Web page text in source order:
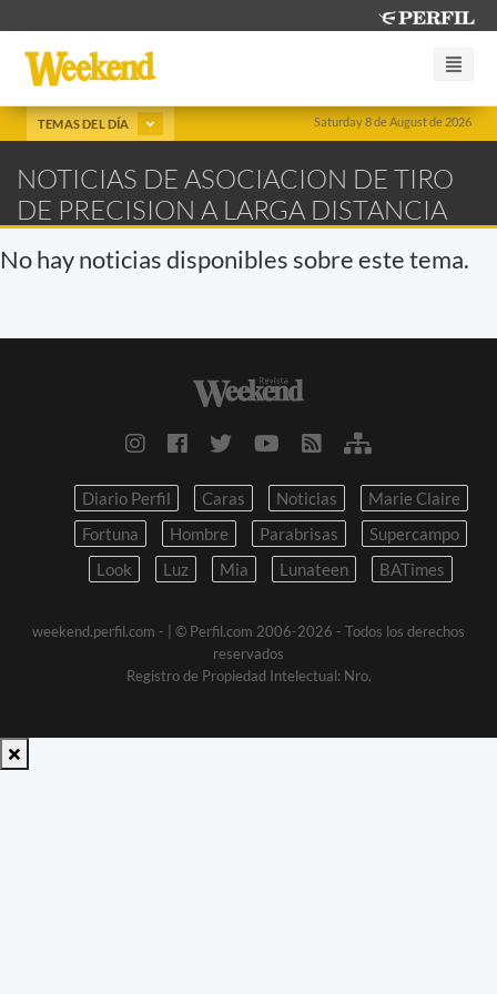
Saturday 8 de August de 2026
TEMAS DEL DÍA
NOTICIAS DE ASOCIACION DE TIRO
DE PRECISION A LARGA DISTANCIA
No hay noticias disponibles sobre este tema.
Diario Perfil Caras Noticias
Marie Claire
Fortuna
Hombre Parabrisas
Supercampo
Look
Luz Mia Lunateen BATimes
weekend.perfil.com -
| © Perfil.com 2006-2026 - Todos los derechos
reservados
Registro de Propiedad Intelectual: Nro.